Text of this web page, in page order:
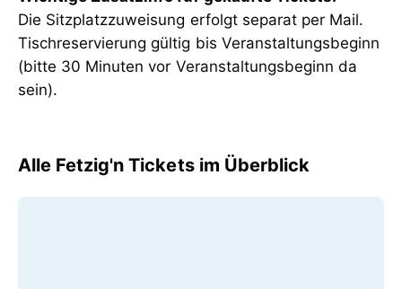
Die Sitzplatzzuweisung erfolgt separat per Mail.
Tischreservierung gültig bis Veranstaltungsbeginn
(bitte 30 Minuten vor Veranstaltungsbeginn da
sein).
Alle Fetzig'n Tickets im Überblick